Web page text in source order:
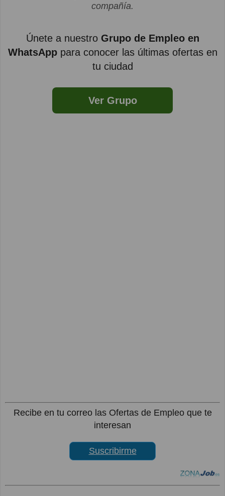
compañía.
Únete a nuestro Grupo de Empleo en
WhatsApppara conocer las últimas ofertas en
tu ciudad
Ver Grupo
Recibe en tu correo las Ofertas de Empleo que te
interesan
Suscribirme